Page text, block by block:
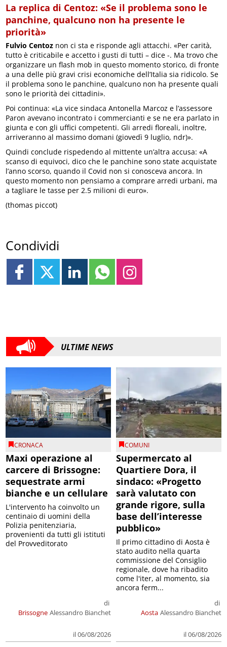
La replica di Centoz: «Se il problema sono le
panchine, qualcuno non ha presente le
priorità»
Fulvio Centoz non ci sta e risponde agli attacchi. «Per carità,
tutto è criticabile e accetto i gusti di tutti – dice -. Ma trovo che
organizzare un flash mob in questo momento storico, di fronte
a una delle più gravi crisi economiche dell’Italia sia ridicolo. Se
il problema sono le panchine, qualcuno non ha presente quali
sono le priorità dei cittadini».
Poi continua: «La vice sindaca Antonella Marcoz e l’assessore
Paron avevano incontrato i commercianti e se ne era parlato in
giunta e con gli uffici competenti. Gli arredi floreali, inoltre,
arriveranno al massimo domani (giovedì 9 luglio, ndr)».
Quindi conclude rispedendo al mittente un’altra accusa: «A
scanso di equivoci, dico che le panchine sono state acquistate
l’anno scorso, quando il Covid non si conosceva ancora. In
questo momento non pensiamo a comprare arredi urbani, ma
a tagliare le tasse per 2.5 milioni di euro».
(thomas piccot)
Condividi
ULTIME NEWS
CRONACA
Maxi operazione al
carcere di Brissogne:
sequestrate armi
bianche e un cellulare
Brissogne
di
Alessandro Bianchet
il 06/08/2026
L'intervento ha coinvolto un
centinaio di uomini della
Polizia penitenziaria,
provenienti da tutti gli istituti
del Provveditorato
COMUNI
Supermercato al
Quartiere Dora, il
sindaco: «Progetto
sarà valutato con
grande rigore, sulla
base dell’interesse
pubblico»
Aosta
di
Alessandro Bianchet
il 06/08/2026
Il primo cittadino di Aosta è
stato audito nella quarta
commissione del Consiglio
regionale, dove ha ribadito
come l'iter, al momento, sia
ancora ferm...